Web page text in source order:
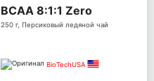
BCAA 8:1:1 Zero
250 г, Персиковый ледяной чай
BioTechUSA